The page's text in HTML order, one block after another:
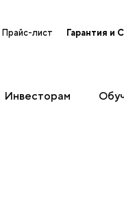
Прайс-лист Гарантия и
Инвесторам